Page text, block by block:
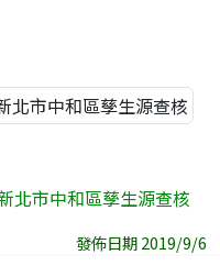
北市中和區孳生源查核
發佈日期 2019/9/6